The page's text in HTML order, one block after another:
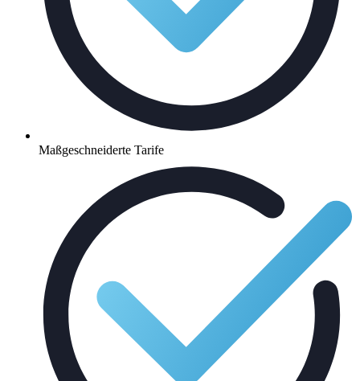
Maßgeschneiderte Tarife